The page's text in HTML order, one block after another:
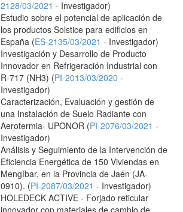
2128/03/2021 - Investigador)
Estudio sobre el potencial de aplicación de
los productos Solstice para edificios en
España (ES-2135/03/2021 - Investigador)
Investigación y Desarrollo de Producto
Innovador en Refrigeración Industrial con
R-717 (NH3) (PI-2013/03/2020 -
Investigador)
Caracterización, Evaluación y gestión de
una Instalación de Suelo Radiante con
Aerotermia- UPONOR (PI-2076/03/2021 -
Investigador)
Análisis y Seguimiento de la Intervención de
Eficiencia Energética de 150 Viviendas en
Mengíbar, en la Provincia de Jaén (JA-
0910). (PI-2087/03/2021 - Investigador)
HOLEDECK ACTIVE - Forjado reticular
innovador con materiales de cambio de